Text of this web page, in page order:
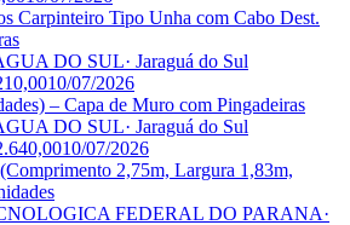
Carpinteiro Tipo Unha com Cabo Dest.
DO SUL· Jaraguá do Sul
10/07/2026
– Capa de Muro com Pingadeiras
DO SUL· Jaraguá do Sul
10/07/2026
2,75m, Largura 1,83m,
FEDERAL DO PARANA·